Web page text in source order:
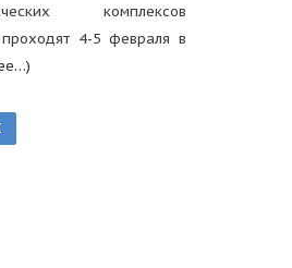
комплексов
4-5 февраля в